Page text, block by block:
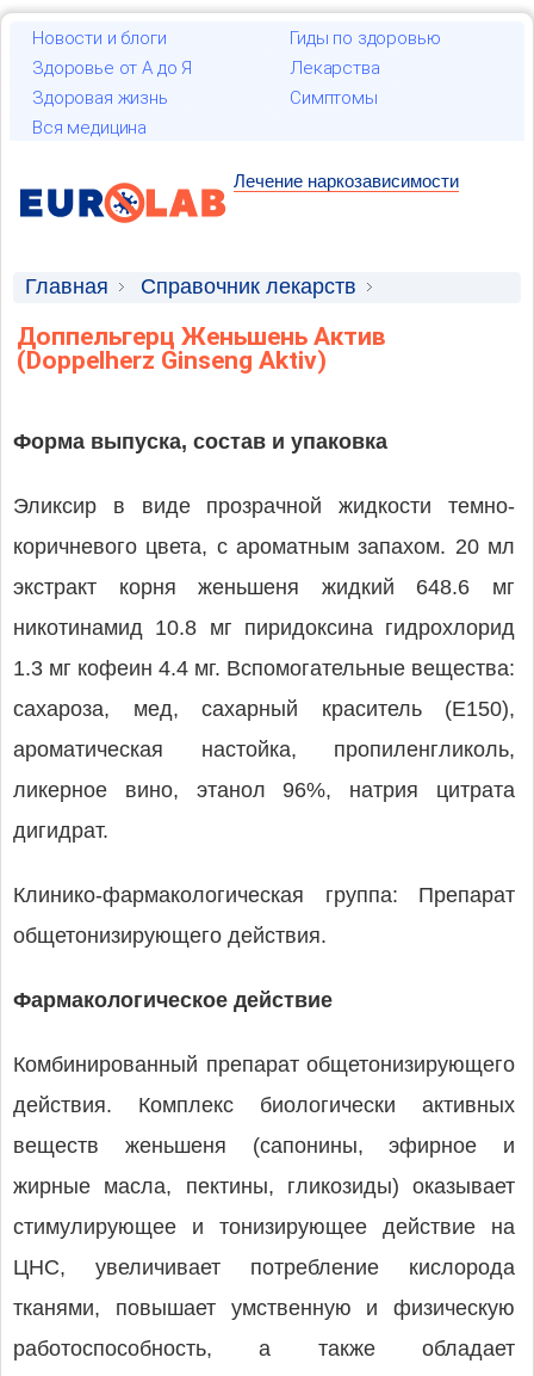
Новости и блоги
Гиды по здоровью
Здоровье от А до Я
Лекарства
Здоровая жизнь
Симптомы
Вся медицина
Лечение наркозависимости
Главная
Справочник лекарств
Лекарственные средства
Доппельгерц Женьшень Актив
(Doppelherz Ginseng Aktiv)
Форма выпуска, состав и упаковка
Эликсир в виде прозрачной жидкости темно-
коричневого цвета, с ароматным запахом. 20 мл
экстракт корня женьшеня жидкий 648.6 мг
никотинамид 10.8 мг пиридоксина гидрохлорид
1.3 мг кофеин 4.4 мг. Вспомогательные вещества:
сахароза, мед, сахарный краситель (Е150),
ароматическая настойка, пропиленгликоль,
ликерное вино, этанол 96%, натрия цитрата
дигидрат.
Клинико-фармакологическая группа: Препарат
общетонизирующего действия.
Фармакологическое действие
Комбинированный препарат общетонизирующего
действия. Комплекс биологически активных
веществ женьшеня (сапонины, эфирное и
жирные масла, пектины, гликозиды) оказывает
стимулирующее и тонизирующее действие на
ЦНС, увеличивает потребление кислорода
тканями, повышает умственную и физическую
работоспособность, а также обладает